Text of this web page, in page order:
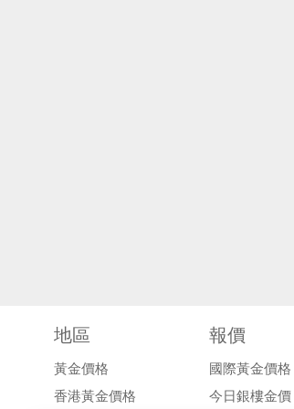
地區
黃金價格
香港黃金價格
報價
國際黃金價格
今日銀樓金價